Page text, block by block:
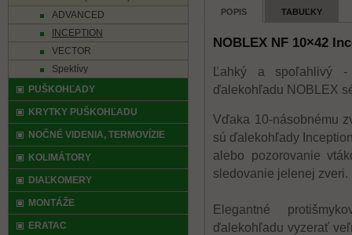
POPIS TABUĽKY
NOBLEX NF 10×42
Ľahký a spoľahlivý
ďalekohľadu NOBLEX
Vďaka 10-násobnému
sú ďalekohľady
alebo pozorovanie
sledovanie jelenej zveri.
Elegantné
ďalekohľadu vyzerať
ADVANCED
INCEPTION
VECTOR
Spektívy
PUŠKOHĽADY
KRYTKY PUŠKOHĽADU
NOČNÉ VIDENIA, TERMOVÍZIE
KOLIMÁTORY
DIAĽKOMERY
MONTÁŽE
ERATAC